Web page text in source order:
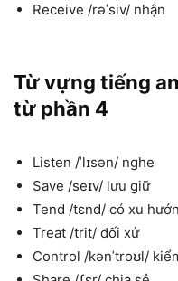
Receive /rəˈsiv/ nhận
Từ vựng tiếng
từ phần 4
Listen /ˈlɪsən/ nghe
Save /seɪv/ lưu giữ
Tend /tɛnd/ có xu
Treat /trit/ đối xử
Control /kənˈtroʊl/